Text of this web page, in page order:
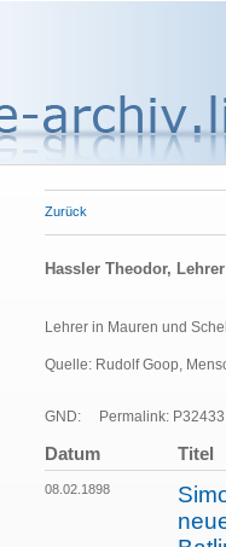
Zurück
Hassler Theodor, Lehrer
Lehrer in Mauren und
Quelle: Rudolf Goop,
GND: Permalink: P32433
Datum Titel
08.02.1898